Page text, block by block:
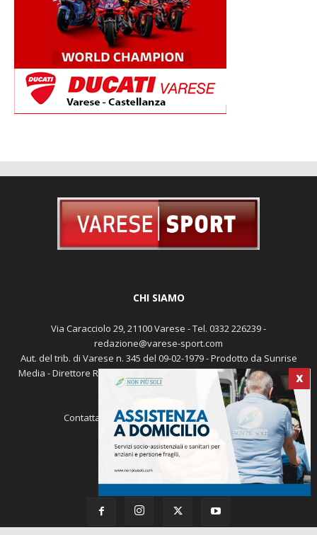
X
CHI SIAMO
Via Caracciolo 29, 21100 Varese - Tel. 0332 226239 -
redazione@varese-sport.com
Aut. del trib. di Varese n. 345 del 09-02-1979 - Prodotto da Sunrise
Media - Direttore Responsabile: Michele Marocco -Cookie policy
Pubblicità
Contattaci: redazione@varese-sport.com
SEGUICI